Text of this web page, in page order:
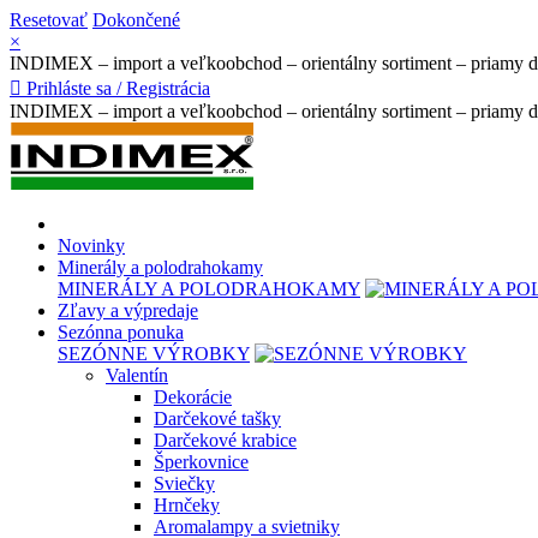
Resetovať Dokončené
×
INDIMEX – import a veľkoobchod – orientálny sortiment – priamy
 Prihláste sa / Registrácia
INDIMEX – import a veľkoobchod – orientálny sortiment – priamy
Novinky
Minerály a polodrahokamy
MINERÁLY A POLODRAHOKAMY
Zľavy a výpredaje
Sezónna ponuka
SEZÓNNE VÝROBKY
Valentín
Dekorácie
Darčekové tašky
Darčekové krabice
Šperkovnice
Sviečky
Hrnčeky
Aromalampy a svietniky